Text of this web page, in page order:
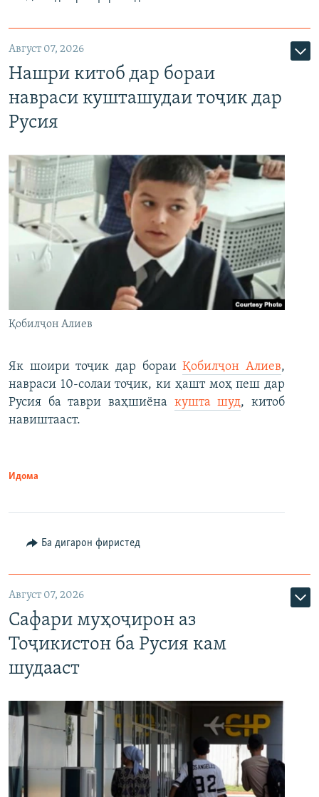
Август 07, 2026
Нашри китоб дар бораи
навраси кушташудаи тоҷик дар
Русия
Қобилҷон Алиев
Як шоири тоҷик дар бораиҚобилҷон Алиев,
навраси 10-солаи тоҷик, ки ҳашт моҳ пеш дар
Русия ба таври ваҳшиёна кушта шуд, китоб
навиштааст.
Идома
Ба дигарон фиристед
Август 07, 2026
Сафари муҳоҷирон аз
Тоҷикистон ба Русия кам
шудааст